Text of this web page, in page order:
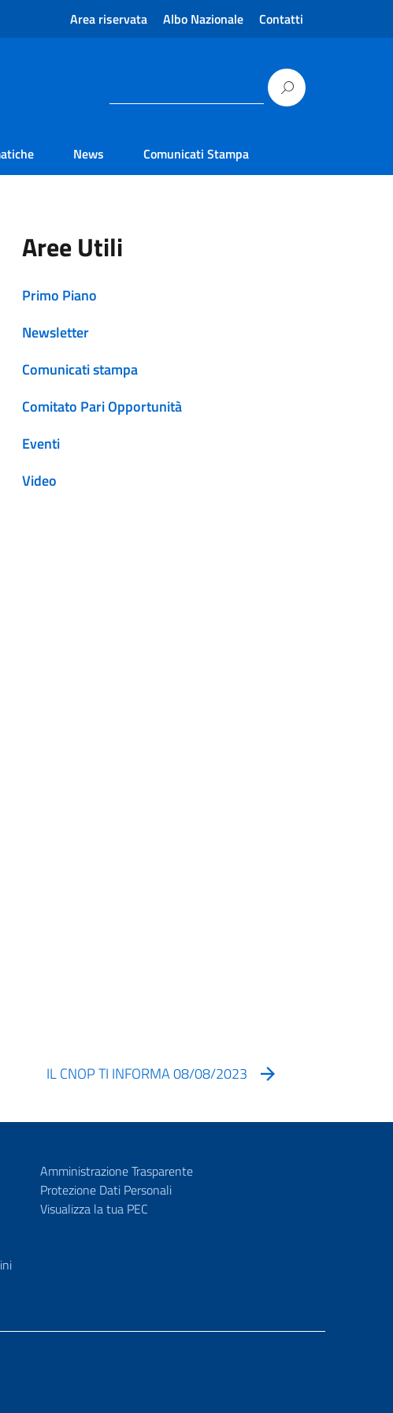
Area riservata Albo Nazionale Contatti
News Comunicati Stampa
Aree Utili
Primo Piano
Newsletter
Comunicati stampa
Comitato Pari Opportunità
Eventi
Video
IL CNOP TI INFORMA 08/08/2023
Amministrazione Trasparente
Protezione Dati Personali
Visualizza la tua PEC